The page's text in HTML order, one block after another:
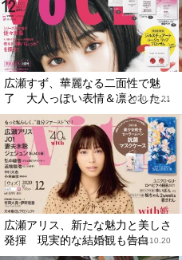
広瀬すず、華麗なる二面性で魅
了 大人っぽい表情＆凛とした...
2020.10.21
広瀬アリス、新たな魅力と美しさ
発揮 現実的な結婚観も告白2020.10.20